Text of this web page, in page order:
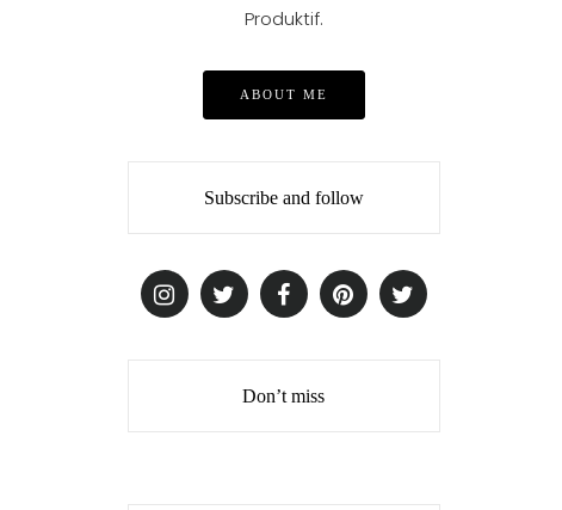
Produktif.
ABOUT ME
Subscribe and follow
Don’t miss